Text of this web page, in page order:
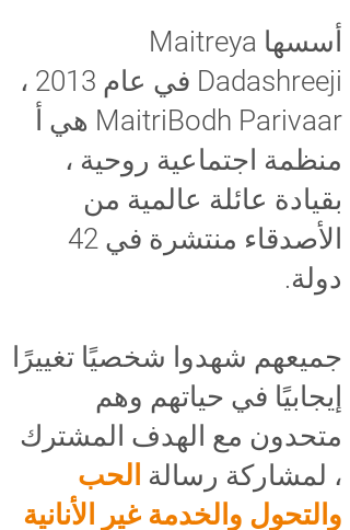
أسسها Maitreya
Dadashreeji في عام 2013 ،
MaitriBodh Parivaar هي أ
منظمة اجتماعية روحية ،
بقيادة عائلة عالمية من
الأصدقاء منتشرة في 42
دولة.
جميعهم شهدوا شخصيًا تغييرًا
إيجابيًا في حياتهم وهم
متحدون مع الهدف المشترك
، لمشاركة رسالة الحب
والتحول والخدمة غير الأنانية